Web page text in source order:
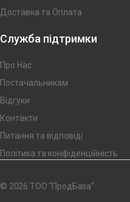
Доставка та Оплата
Служба підтримки
Про Нас
Постачальникам
Відгуки
Контакти
Питання та відповіді
Політика та конфіденційність
© 2026 ТОО “ПродБаза”